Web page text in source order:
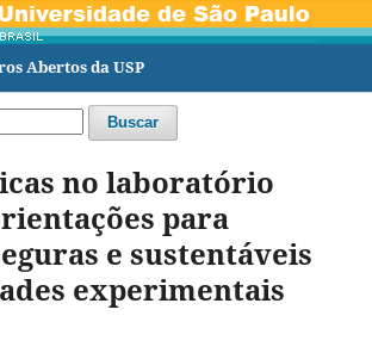
Abertos da USP
Buscar
no laboratório
para
e sustentáveis
experimentais